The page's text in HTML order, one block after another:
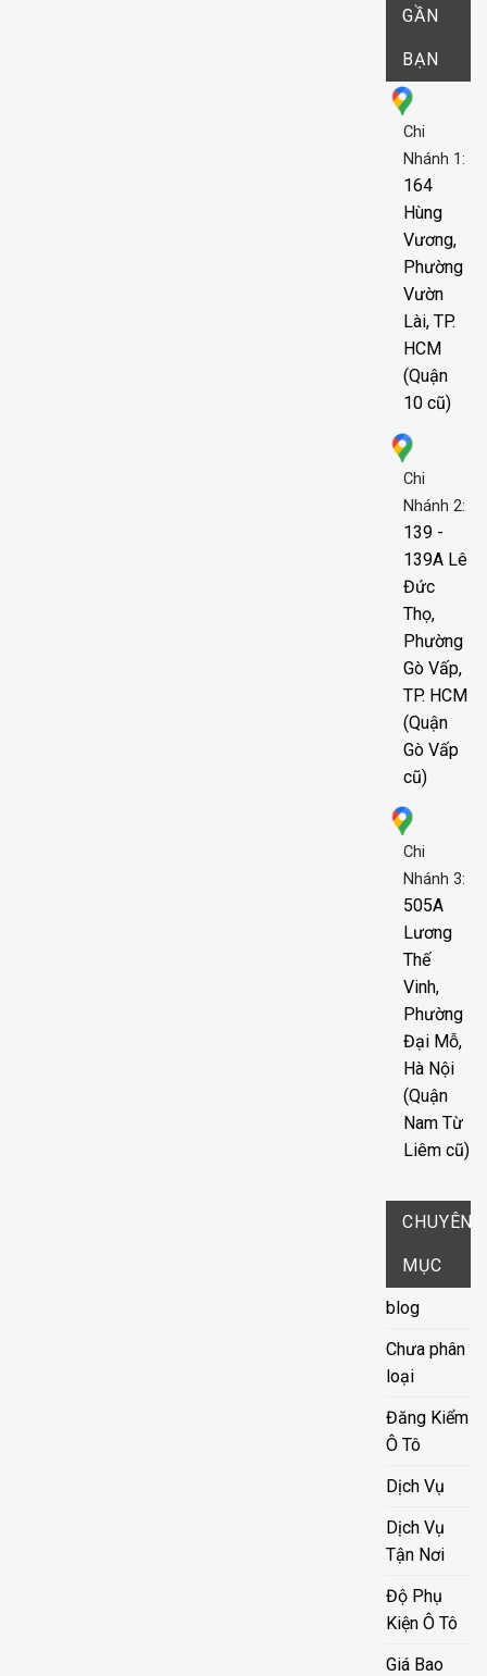
GẦN
BẠN
Chi
Nhánh 1:
164
Hùng
Vương,
Phường
Vườn
Lài, TP.
HCM
(Quận
10 cũ)
Chi
Nhánh 2:
139 -
139A Lê
Đức
Thọ,
Phường
Gò Vấp,
TP. HCM
(Quận
Gò Vấp
cũ)
Chi
Nhánh 3:
505A
Lương
Thế
Vinh,
Phường
Đại Mỗ,
Hà Nội
(Quận
Nam Từ
Liêm cũ)
CHUYÊN
MỤC
blog
Chưa phân
loại
Đăng Kiểm
Ô Tô
Dịch Vụ
Dịch Vụ
Tận Nơi
Độ Phụ
Kiện Ô Tô
Giá Bao